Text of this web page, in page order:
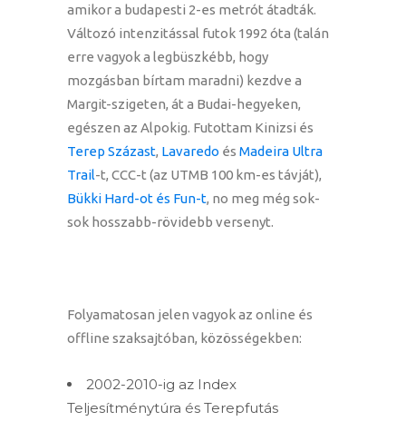
amikor a budapesti 2-es metrót átadták.
Változó intenzitással futok 1992 óta (talán
erre vagyok a legbüszkébb, hogy
mozgásban bírtam maradni) kezdve a
Margit-szigeten, át a Budai-hegyeken,
egészen az Alpokig. Futottam Kinizsi és
Terep Százast, Lavaredo és Madeira Ultra
Trail-t, CCC-t (az UTMB 100 km-es távját),
Bükki Hard-ot és Fun-t, no meg még sok-
sok hosszabb-rövidebb versenyt.
Folyamatosan jelen vagyok az online és
offline szaksajtóban, közösségekben:
2002-2010-ig az Index
Teljesítménytúra és Terepfutás